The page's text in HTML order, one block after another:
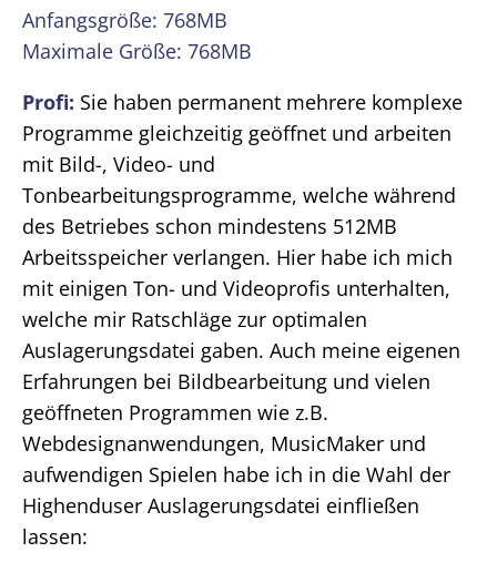
Anfangsgröße: 768MB
Maximale Größe: 768MB
Profi: Sie haben permanent mehrere komplexe
Programme gleichzeitig geöffnet und arbeiten
mit Bild-, Video- und
Tonbearbeitungsprogramme, welche während
des Betriebes schon mindestens 512MB
Arbeitsspeicher verlangen. Hier habe ich mich
mit einigen Ton- und Videoprofis unterhalten,
welche mir Ratschläge zur optimalen
Auslagerungsdatei gaben. Auch meine eigenen
Erfahrungen bei Bildbearbeitung und vielen
geöffneten Programmen wie z.B.
Webdesignanwendungen, MusicMaker und
aufwendigen Spielen habe ich in die Wahl der
Highenduser Auslagerungsdatei einfließen
lassen: